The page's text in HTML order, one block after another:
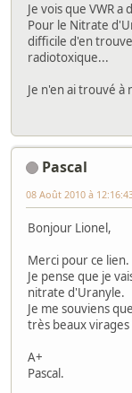
Je vois que VWR
Pour le Nitrate
difficile d'en
radiotoxique...
Je n'en ai trouvé
Pascal
08 Août 2010 à
Bonjour Lionel,
Merci pour ce lien.
Je pense que je
nitrate d'Uranyle.
Je me souviens
très beaux virages
A+
Pascal.